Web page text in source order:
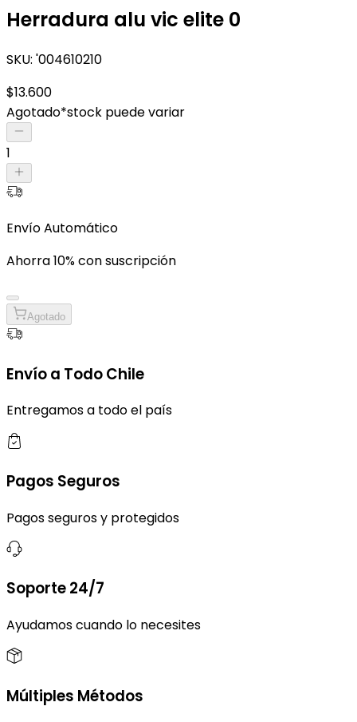
Herradura alu vic elite 0
SKU: '004610210
$13.600
Agotado*stock puede variar
1
Envío Automático
Ahorra 10% con suscripción
Agotado
Envío a Todo Chile
Entregamos a todo el país
Pagos Seguros
Pagos seguros y protegidos
Soporte 24/7
Ayudamos cuando lo necesites
Múltiples Métodos